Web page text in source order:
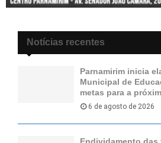
Notícias recentes
Parnamirim inicia
Municipal de
metas para a
6 de agosto de 2026